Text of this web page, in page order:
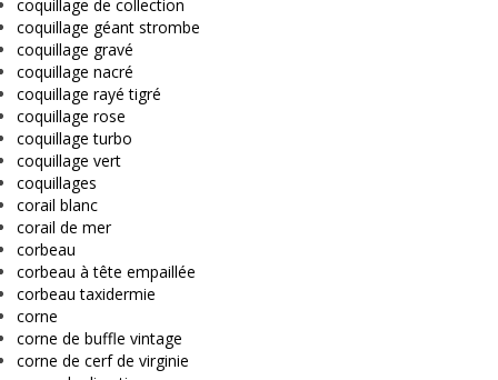
coquillage de collection
coquillage géant strombe
coquillage gravé
coquillage nacré
coquillage rayé tigré
coquillage rose
coquillage turbo
coquillage vert
coquillages
corail blanc
corail de mer
corbeau
corbeau à tête empaillée
corbeau taxidermie
corne
corne de buffle vintage
corne de cerf de virginie